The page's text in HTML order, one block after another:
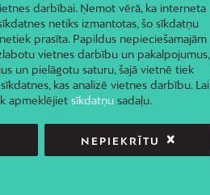
darbībai. Ņemot vērā, ka interneta
netiks izmantotas, šo sīkdatņu
prasīta. Papildus nepieciešamajām
vietnes darbību un pakalpojumus,
un pielāgotu saturu, šajā vietnē tiek
kas analizē vietnes darbību. Lai
apmeklējietsīkdatņu sadaļu.
NEPIEKRĪTU